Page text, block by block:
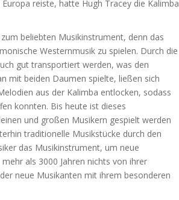
reiste, hatte Hugh Tracey die Kalimba
beliebten Musikinstrument, denn das
Westernmusik zu spielen. Durch die
gut transportiert werden, was den
mit beiden Daumen spielte, ließen sich
aus der Kalimba entlocken, sodass
konnten. Bis heute ist dieses
und großen Musikern gespielt werden
traditionelle Musikstücke durch den
das Musikinstrument, um neue
als 3000 Jahren nichts von ihrer
neue Musikanten mit ihrem besonderen